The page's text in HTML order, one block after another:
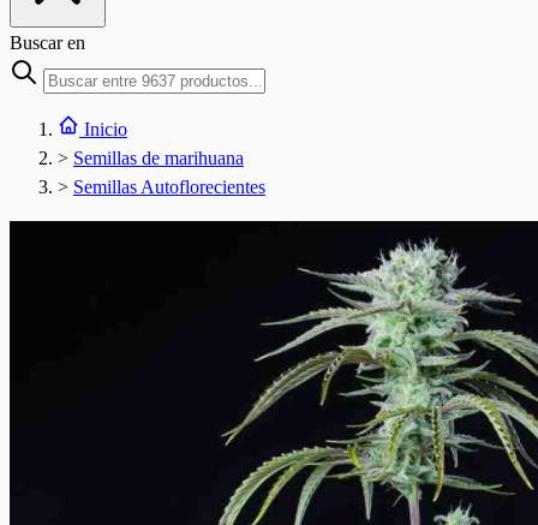
Buscar en
Inicio
> Semillas de marihuana
> Semillas Autoflorecientes